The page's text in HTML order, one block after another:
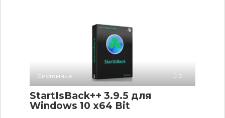
Системные 0
StartIsBack++ 3.9.5 для
Windows 10 x64 Bit